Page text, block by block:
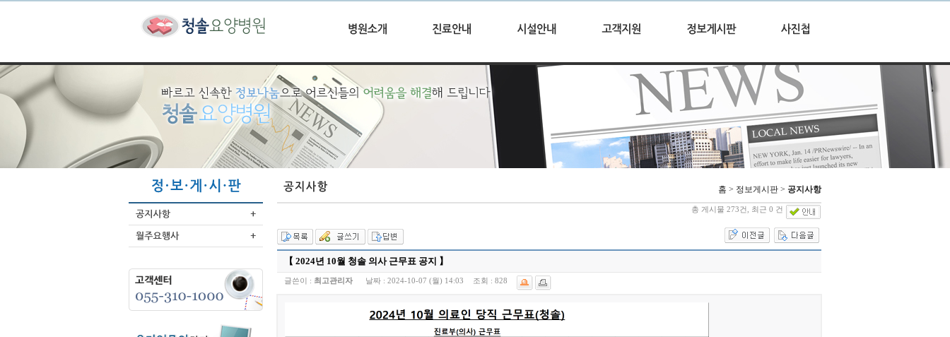
홈 > 정보게시판 > 공지사항
총 게시물 273건, 최근 0 건
【 2024년 10월 청솔 의사 근무표 공지 】
글쓴이 : 최고관리자 날짜 : 2024-10-07 (월) 14:03 조회 : 828